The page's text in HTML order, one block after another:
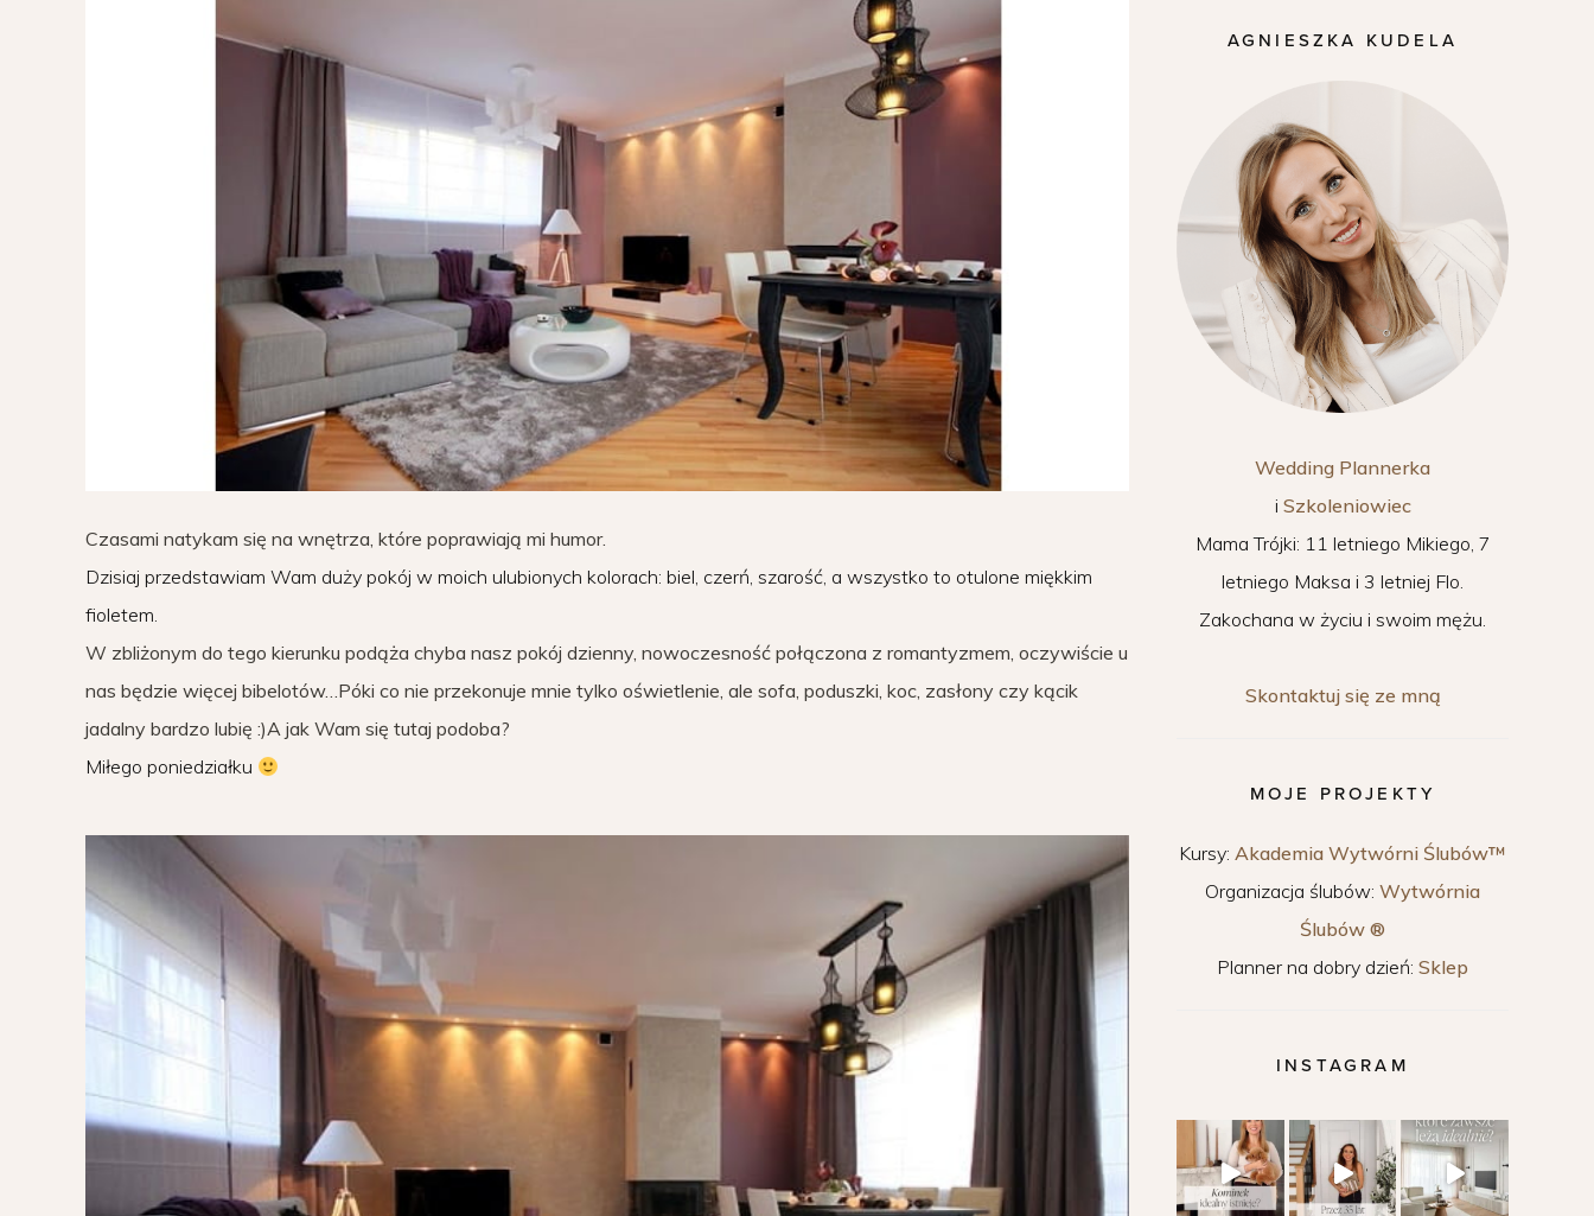
POKÓJ DZIECIĘCY
PORADY DLA RODZICÓW
WÓZKI DZIECIĘCE
WAKACJE Z DZIEĆMI
WYPRAWKA
MINIMALIZM
ROZWÓJ OSOBISTY
WYPRAWKA
Czasami natykam się na wnętrza, które poprawiają mi humor.
Dzisiaj przedstawiam Wam duży pokój w moich ulubionych kolorach: biel, czerń, szarość, a wszystko to otulone miękkim
fioletem.
W zbliżonym do tego kierunku podąża chyba nasz pokój dzienny, nowoczesność połączona z romantyzmem, oczywiście u
nas będzie więcej bibelotów…Póki co nie przekonuje mnie tylko oświetlenie, ale sofa, poduszki, koc, zasłony czy kącik
jadalny bardzo lubię :)A jak Wam się tutaj podoba?
Miłego poniedziałku
AGNIESZKA KUDELA
Wedding Plannerka
i Szkoleniowiec
Mama Trójki: 11 letniego Mikiego, 7
letniego Maksa i 3 letniej Flo.
Zakochana w życiu i swoim mężu.
Skontaktuj się ze mną
MOJE PROJEKTY
Kursy: Akademia Wytwórni Ślubów™
Organizacja ślubów: Wytwórnia
Ślubów ®
Planner na dobry dzień: Sklep
INSTAGRAM